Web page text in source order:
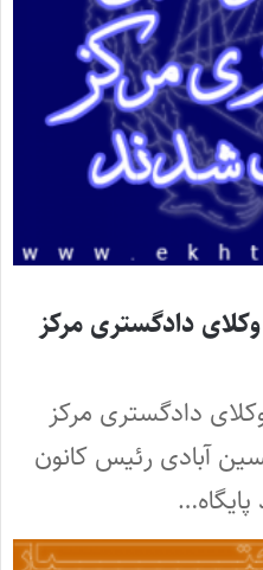
دادگستری مرکز
دادگستری مرکز
آبادی رئیس کانون